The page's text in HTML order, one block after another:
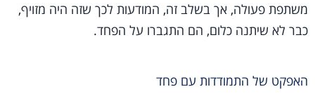
משתפת פעולה, אך בשלב זה, המודעות לכך שזה היה מזויף,
כבר לא שיתנה כלום, הם התגברו על הפחד.
האפקט של התמודדות עם פחד